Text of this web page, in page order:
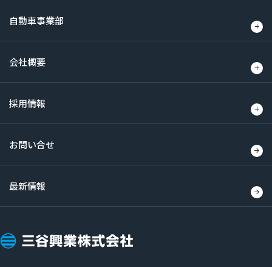
自動車事業部
会社概要
採用情報
お問い合せ
最新情報